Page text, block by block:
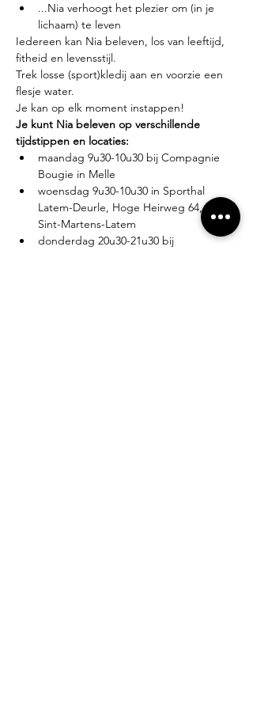
...Nia verhoogt het plezier om (in je
lichaam) te leven
Iedereen kan Nia beleven, los van leeftijd,
fitheid en levensstijl.
Trek losse (sport)kledij aan en voorzie een
flesje water.
Je kan op elk moment instappen!
Je kunt Nia beleven op verschillende
tijdstippen en locaties:
maandag 9u30-10u30 bij Compagnie
Bougie in Melle
woensdag 9u30-10u30 in Sporthal
Latem-Deurle, Hoge Heirweg 64, 9830
Sint-Martens-Latem
donderdag 20u30-21u30 bij